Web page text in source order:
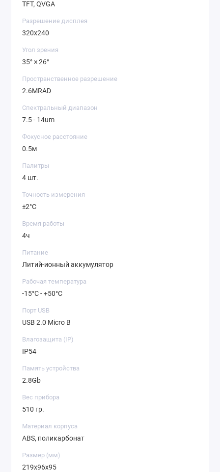
TFT, QVGA
Разрешение дисплея
320x240
Угол зрения
35° × 26°
Пространственное разрешение
2.6MRAD
Спектральный диапазон
7.5 - 14um
Фокусное расстояние
0.5м
Палитры
4 шт.
Точность измерения
±2°C
Время работы
4ч
Питание
Литий-ионный аккумулятор
Рабочая температура
-15°C - +50°C
Порт USB
USB 2.0 Micro B
Влагозащита (IP)
IP54
Память устройства
2.8Gb
Вес прибора
510 гр.
Материал корпуса
ABS, поликарбонат
Размер (мм)
219x96x95